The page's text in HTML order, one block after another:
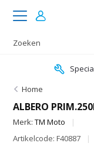
Home
ALBERO
Merk:TM Moto
Artikelcode: F40887